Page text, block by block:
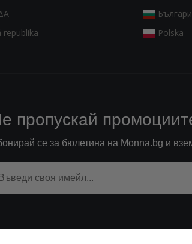
republika
Polska
пропускай
се за бюлетина на Monna.bg и